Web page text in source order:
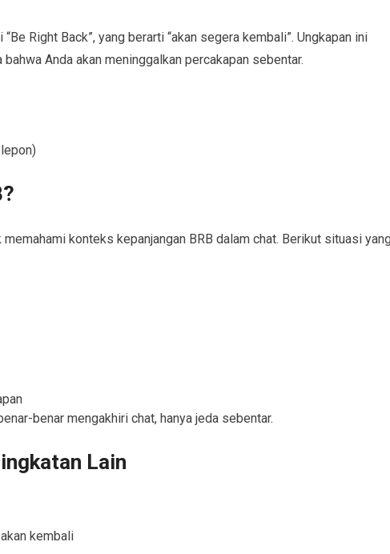
Right Back”, yang berarti “akan segera kembali”. Ungkapan ini
Anda akan meninggalkan percakapan sebentar.
konteks kepanjangan BRB dalam chat. Berikut situasi
benar mengakhiri chat, hanya jeda sebentar.
Lain
kembali